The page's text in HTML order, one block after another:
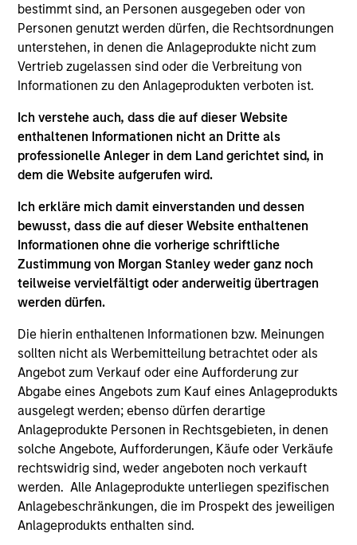
bestimmt sind, an Personen ausgegeben oder von
Personen genutzt werden dürfen, die Rechtsordnungen
unterstehen, in denen die Anlageprodukte nicht zum
Vertrieb zugelassen sind oder die Verbreitung von
Informationen zu den Anlageprodukten verboten ist.
Ich verstehe auch, dass die auf dieser Website
enthaltenen Informationen nicht an Dritte als
professionelle Anleger in dem Land gerichtet sind, in
dem die Website aufgerufen wird.
Ich erkläre mich damit einverstanden und dessen
bewusst, dass die auf dieser Website enthaltenen
Informationen ohne die vorherige schriftliche
Zustimmung von Morgan Stanley weder ganz noch
teilweise vervielfältigt oder anderweitig übertragen
werden dürfen.
Die hierin enthaltenen Informationen bzw. Meinungen
sollten nicht als Werbemitteilung betrachtet oder als
Angebot zum Verkauf oder eine Aufforderung zur
Abgabe eines Angebots zum Kauf eines Anlageprodukts
ausgelegt werden; ebenso dürfen derartige
Anlageprodukte Personen in Rechtsgebieten, in denen
solche Angebote, Aufforderungen, Käufe oder Verkäufe
rechtswidrig sind, weder angeboten noch verkauft
werden. Alle Anlageprodukte unterliegen spezifischen
Anlagebeschränkungen, die im Prospekt des jeweiligen
Anlageprodukts enthalten sind.
where he was responsible for originating and
structuring leveraged loans and high yield bonds
for sponsor-backed and non-sponsored companies.
Mr. Sherr began his career working in Audit and
Advisory positions at Deloitte and Duff & Phelps. Mr.
from the Leventhal School of Accounting at the
University of Southern California.
Team Insights
ARTICLE
Private Credit Market Monitor - Q2
2026
Timely insights on the private credit landscape,
exploring the trends, market developments,